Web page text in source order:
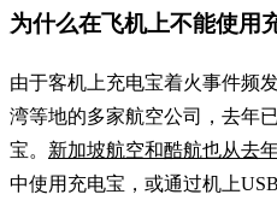
为什么在飞机上不能使用
由于客机上充电宝着火事件频
湾等地的多家航空公司，去年
宝。 新加坡航空和酷航也从去
中使用充电宝，或通过机上